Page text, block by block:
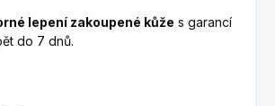
lepení zakoupené kůže s garancí
do 7 dnů.